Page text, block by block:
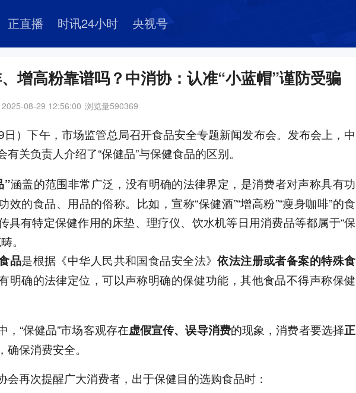
正直播 时讯24小时 央视号
增高粉靠谱吗？中消协：认准“小蓝帽”谨防受骗
2025-08-29 12:56:00 浏览量590369
）下午，市场监管总局召开食品安全专题新闻发布会。发布会上，中
有关负责人介绍了“保健品”与保健食品的区别。
”涵盖的范围非常广泛，没有明确的法律界定，是消费者对声称具有功
效的食品、用品的俗称。比如，宣称“保健酒”“增高粉”“瘦身咖啡”的食
具有特定保健作用的床垫、理疗仪、饮水机等日用消费品等都属于“保
。
品是根据《中华人民共和国食品安全法》依法注册或者备案的特殊食
明确的法律定位，可以声称明确的保健功能，其他食品不得声称保健
，“保健品”市场客观存在虚假宣传、误导消费的现象，消费者要选择正
，确保消费安全。
会再次提醒广大消费者，出于保健目的选购食品时：